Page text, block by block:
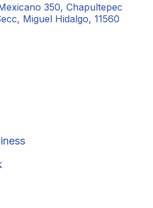
350, Chapultepec
Miguel Hidalgo, 11560